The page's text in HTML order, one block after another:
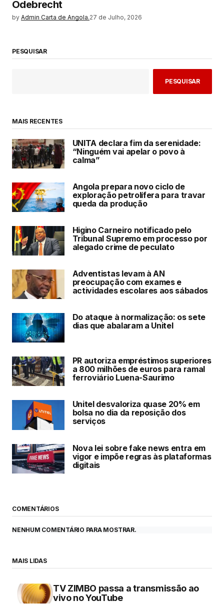
Odebrecht
by Admin Carta de Angola.27 de Julho, 2026
PESQUISAR
PESQUISAR
MAIS RECENTES
UNITA declara fim da serenidade:
“Ninguém vai apelar o povo à
calma”
Angola prepara novo ciclo de
exploração petrolífera para travar
queda da produção
Higino Carneiro notificado pelo
Tribunal Supremo em processo por
alegado crime de peculato
Adventistas levam à AN
preocupação com exames e
actividades escolares aos sábados
Do ataque à normalização: os sete
dias que abalaram a Unitel
PR autoriza empréstimos superiores
a 800 milhões de euros para ramal
ferroviário Luena-Saurimo
Unitel desvaloriza quase 20% em
bolsa no dia da reposição dos
serviços
Nova lei sobre fake news entra em
vigor e impõe regras às plataformas
digitais
COMENTÁRIOS
NENHUM COMENTÁRIO PARA MOSTRAR.
MAIS LIDAS
TV ZIMBO passa a transmissão ao
vivo no YouTube